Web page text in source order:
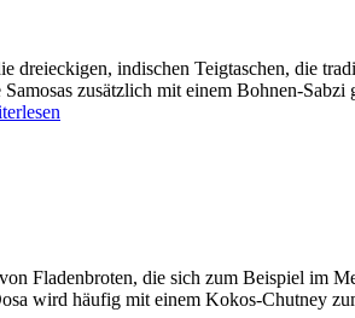
dreieckigen, indischen Teigtaschen, die
zusätzlich mit einem Bohnen-Sabzi
Fladenbroten, die sich zum Beispiel im
wird häufig mit einem Kokos-Chutney